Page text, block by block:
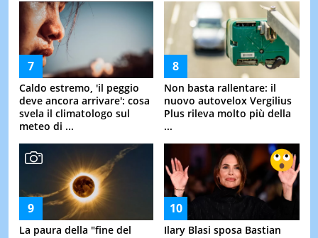
Caldo estremo, 'il peggio
deve ancora arrivare': cosa
svela il climatologo sul
meteo di ...
Non basta rallentare: il
nuovo autovelox Vergilius
Plus rileva molto più della
...
La paura della "fine del
Ilary Blasi sposa Bastian